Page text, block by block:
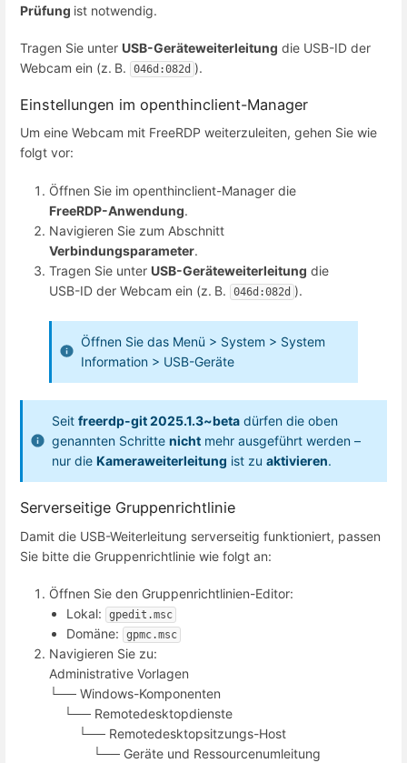
Prüfung ist notwendig.
Tragen Sie unter USB-Geräteweiterleitung die USB-ID der
Webcam ein (z. B.
046d:082d ).
Einstellungen im openthinclient-Manager
Um eine Webcam mit FreeRDP weiterzuleiten, gehen Sie wie
folgt vor:
Öffnen Sie im openthinclient-Manager die
FreeRDP-Anwendung.
Navigieren Sie zum Abschnitt
Verbindungsparameter.
Tragen Sie unter USB-Geräteweiterleitung die
USB-ID der Webcam ein (z. B.
046d:082d ).
Öffnen Sie das Menü > System > System
Information > USB-Geräte
Seit freerdp-git 2025.1.3~beta dürfen die oben
genannten Schritte nicht mehr ausgeführt werden –
nur die Kameraweiterleitung ist zu aktivieren.
Serverseitige Gruppenrichtlinie
Damit die USB-Weiterleitung serverseitig funktioniert, passen
Sie bitte die Gruppenrichtlinie wie folgt an:
Öffnen Sie den Gruppenrichtlinien-Editor:
Lokal:
gpedit.msc
Domäne: gpmc.msc
Navigieren Sie zu:
Administrative Vorlagen
└── Windows-Komponenten
└── Remotedesktopdienste
└── Remotedesktopsitzungs-Host
└── Geräte und Ressourcenumleitung